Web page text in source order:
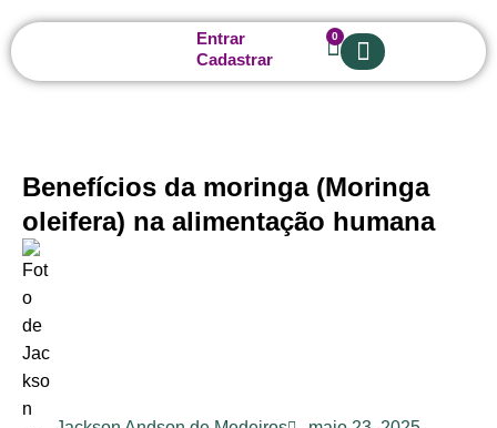
Entrar
Cadastrar
0
Benefícios da moringa (Moringa
oleifera) na alimentação humana